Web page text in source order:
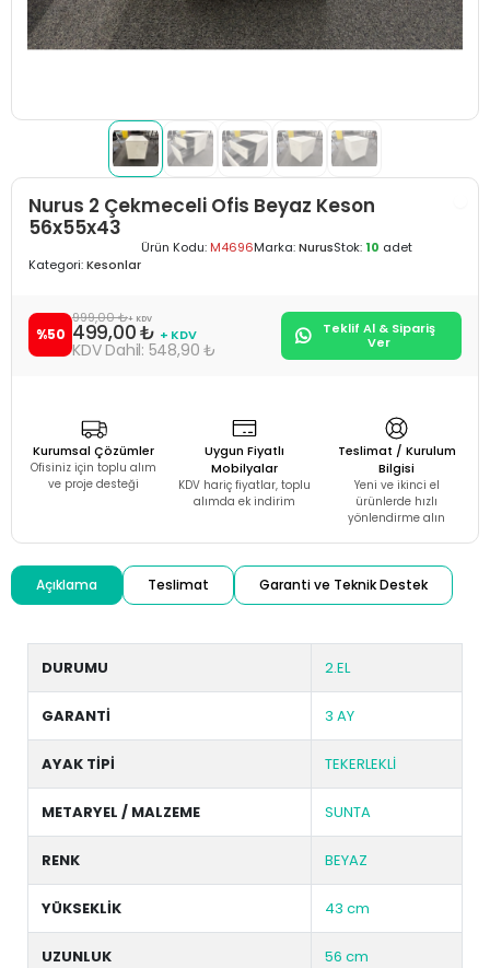
Nurus 2 Çekmeceli Ofis Beyaz Keson
56x55x43
Kategori:Kesonlar
Ürün Kodu: M4696Marka:NurusStok: 10 adet
%50
999,00 ₺+ KDV
499,00 ₺ + KDV
548,90 ₺
Teklif Al & Sipariş
Ver
Kurumsal Çözümler
Ofisiniz için toplu alım
ve proje desteği
Uygun Fiyatlı
Mobilyalar
KDV hariç fiyatlar, toplu
alımda ek indirim
Teslimat / Kurulum
Bilgisi
Yeni ve ikinci el
ürünlerde hızlı
yönlendirme alın
Açıklama Teslimat Garanti ve Teknik Destek
DURUMU 2.EL
GARANTİ 3 AY
AYAK TİPİ TEKERLEKLİ
METARYEL / MALZEME SUNTA
RENK BEYAZ
YÜKSEKLİK 43 cm
UZUNLUK 56 cm